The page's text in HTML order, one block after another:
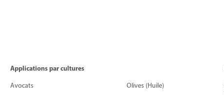
Applications par cultures
Avocats Olives (Huile)